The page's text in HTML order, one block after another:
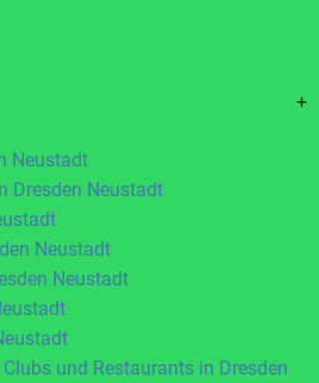
+
Neustadt
Dresden Neustadt
Neustadt
Neustadt
und Restaurants in Dresden